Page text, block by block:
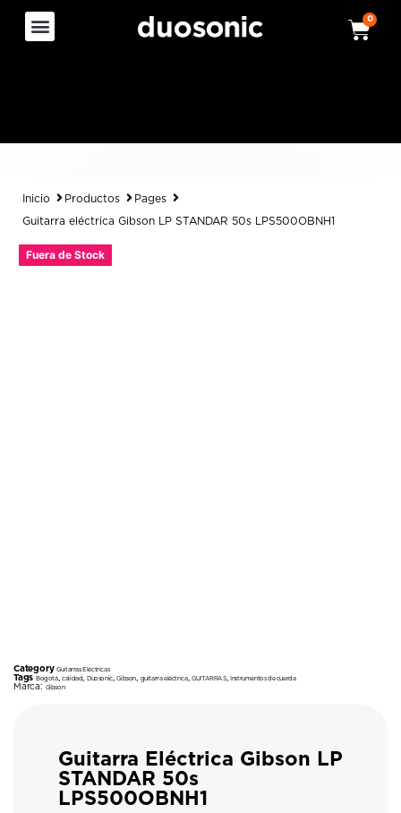
0
Inicio Productos Pages
Guitarra eléctrica Gibson LP STANDAR 50s LPS500OBNH1
Fuera de Stock
Category Guitarras Eléctricas
Tags Bogotá,calidad ,Duosonic,Gibson guitarra eléctrica,GUITARRAS,Instrumentos de cuerda
Marca: Gibson
Guitarra Eléctrica Gibson LP
STANDAR 50s
LPS500OBNH1